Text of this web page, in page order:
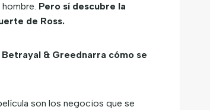
Pero sí descubre la
de Ross.
& Greednarra cómo se
son los negocios que se